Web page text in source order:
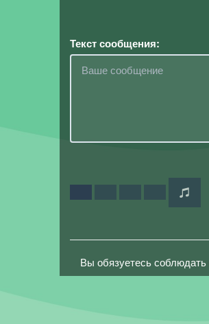
Текст сообщения:
Вы обязуетесь соблюдать